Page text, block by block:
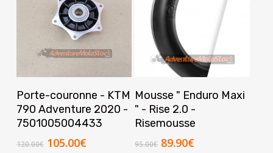
Porte-couronne - KTM
790 Adventure 2020 -
7501005004433
120.00€ Le
105.00€Le
Choix Des Options
produit
variations.
Mousse " Enduro Maxi
" - Rise 2.0 -
Risemousse
95.00€ Le
89.90€Le